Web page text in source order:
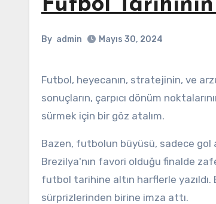
Futbol
By admin Mayıs 30, 2024
Futbol, heyecanın, stratejinin, ve arzunun birleştiği bir arenadır. Ancak, futbol tarihi aynı zamanda beklenmedik
sonuçların, çarpıcı dönüm
sürmek için bir göz atalım.
Bazen, futbolun büyüsü, sadece gol
Brezilya'nın favori olduğu finalde
futbol tarihine altın harflerle
sürprizlerinden birine imza attı.